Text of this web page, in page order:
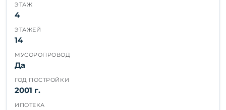
ЭТАЖ
4
ЭТАЖЕЙ
14
МУСОРОПРОВОД
Да
ГОД ПОСТРОЙКИ
2001 г.
ИПОТЕКА